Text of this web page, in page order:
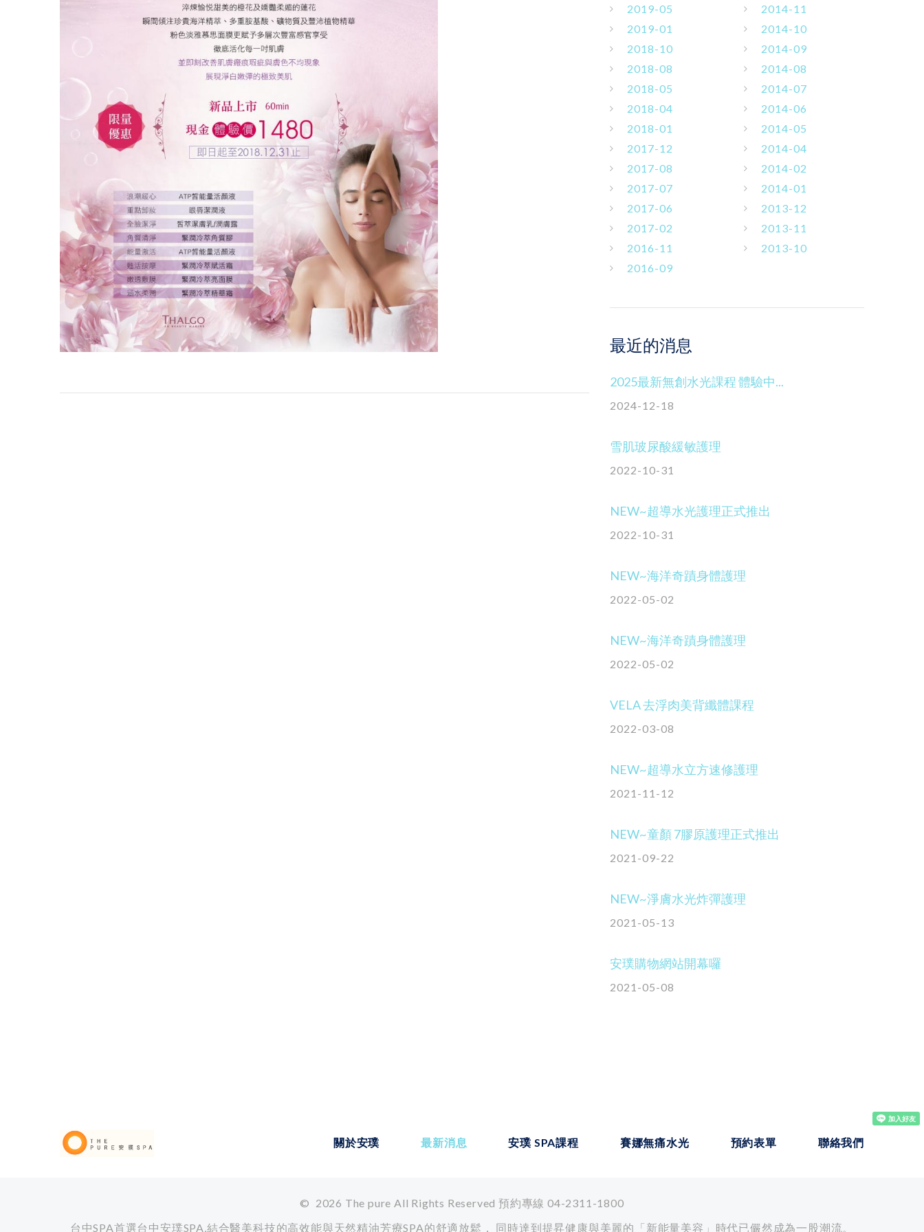
2019-05
2019-01
2018-10
2018-08
2018-05
2018-04
2018-01
2017-12
2017-08
2017-07
2017-06
2017-02
2016-11
2016-09
2014-11
2014-10
2014-09
2014-08
2014-07
2014-06
2014-05
2014-04
2014-02
2014-01
2013-12
2013-11
2013-10
最近的消息
2025最新無創水光課程 體驗中...
2024-12-18
雪肌玻尿酸緩敏護理
2022-10-31
NEW~超導水光護理正式推出
2022-10-31
NEW~海洋奇蹟身體護理
2022-05-02
NEW~海洋奇蹟身體護理
2022-05-02
VELA 去浮肉美背纖體課程
2022-03-08
NEW~超導水立方速修護理
2021-11-12
NEW~童顏 7膠原護理正式推出
2021-09-22
NEW~淨膚水光炸彈護理
2021-05-13
安璞購物網站開幕囉
2021-05-08
關於安璞 最新消息 安璞 SPA課程 賽娜無痛水光 預約表單 聯絡我們
© 2026 The pure All Rights Reserved 預約專線 04-2311-1800
台中SPA首選台中安璞SPA,結合醫美科技的高效能與天然精油芳療SPA的舒適放鬆， 同時達到提昇健康與美麗的「新能量美容」時代已儼然成為一股潮流。